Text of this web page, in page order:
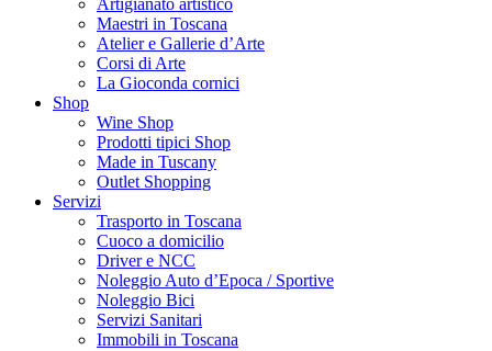
Artigianato artistico
Maestri in Toscana
Atelier e Gallerie d’Arte
Corsi di Arte
La Gioconda cornici
Shop
Wine Shop
Prodotti tipici Shop
Made in Tuscany
Outlet Shopping
Servizi
Trasporto in Toscana
Cuoco a domicilio
Driver e NCC
Noleggio Auto d’Epoca / Sportive
Noleggio Bici
Servizi Sanitari
Immobili in Toscana